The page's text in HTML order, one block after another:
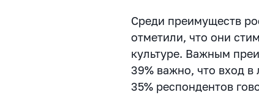
Среди преимуществ
отметили, что они
культуре. Важным
39% важно, что вход в
35% респондентов